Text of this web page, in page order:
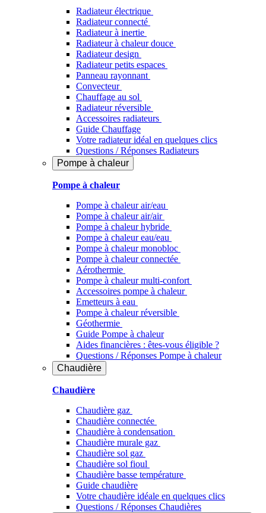
Radiateur électrique
Radiateur connecté
Radiateur à inertie
Radiateur à chaleur douce
Radiateur design
Radiateur petits espaces
Panneau rayonnant
Convecteur
Chauffage au sol
Radiateur réversible
Accessoires radiateurs
Guide Chauffage
Votre radiateur idéal en quelques clics
Questions / Réponses Radiateurs
Pompe à chaleur
Pompe à chaleur
Pompe à chaleur air/eau
Pompe à chaleur air/air
Pompe à chaleur hybride
Pompe à chaleur​ eau/eau
Pompe à chaleur monobloc
Pompe à chaleur connectée
Aérothermie
Pompe à chaleur multi-confort
Accessoires pompe à chaleur
Emetteurs à eau
Pompe à chaleur réversible
Géothermie
Guide Pompe à chaleur
Aides financières : êtes-vous éligible ?
Questions / Réponses Pompe à chaleur
Chaudière
Chaudière
Chaudière gaz
Chaudière connectée
Chaudière à condensation
Chaudière murale gaz
Chaudière sol gaz
Chaudière sol fioul
Chaudière basse température
Guide chaudière
Votre chaudière idéale en quelques clics
Questions / Réponses Chaudières